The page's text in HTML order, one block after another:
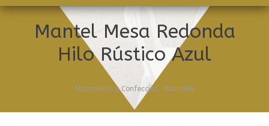
Mantel Mesa Redonda
Hilo Rústico Azul
Mantelería y Confección, Manteles